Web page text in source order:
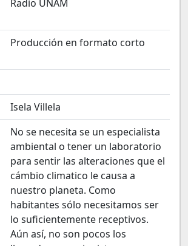
Radio UNAM
Producción en formato corto
Isela Villela
No se necesita se un especialista
ambiental o tener un laboratorio
para sentir las alteraciones que el
cámbio climatico le causa a
nuestro planeta. Como
habitantes sólo necesitamos ser
lo suficientemente receptivos.
Aún así, no son pocos los